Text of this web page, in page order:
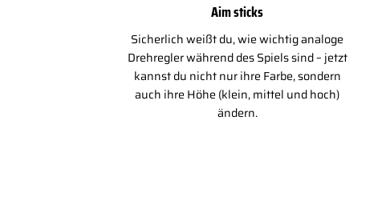
Aim sticks
Sicherlich weißt du, wie wichtig analoge
Drehregler während des Spiels sind – jetzt
kannst du nicht nur ihre Farbe, sondern
auch ihre Höhe (klein, mittel und hoch)
ändern.